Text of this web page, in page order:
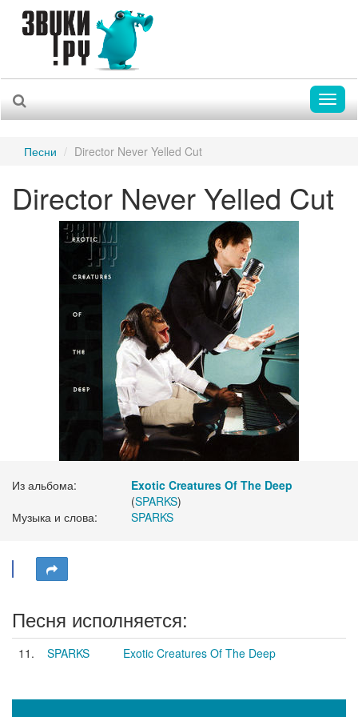
Песни Director Never Yelled Cut
Director Never Yelled Cut
Из альбома:
Exotic Creatures Of The Deep
(SPARKS)
Музыка и слова:
SPARKS
Песня исполняется:
11. SPARKS Exotic Creatures Of The Deep